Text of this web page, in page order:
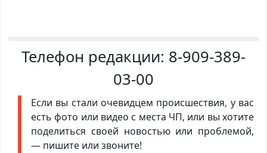
Телефон редакции: 8-909-389-
03-00
Если вы стали очевидцем происшествия, у вас
есть фото или видео с места ЧП, или вы хотите
поделиться своей новостью или проблемой,
— пишите или звоните!